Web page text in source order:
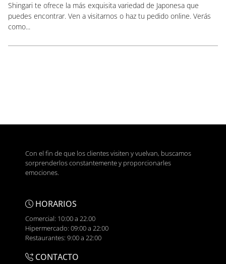
Shingari te ofrece la más exquisita variedad de Japonesa que
puedes encontrar. Ven a visitarnos o haz tu pedido online. Verás
como...
Con el fin de que los clientes visiten y vuelvan, buscamos
sorprenderlos constantemente y proporcionarles
emociones.
HORARIOS
Comercial: 10:00 a 22.00
Hipermercado: 09:00 a 22:00
Restaurantes: 9:00 a 22:00
CONTACTO